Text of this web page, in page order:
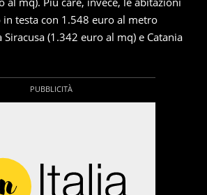
in testa con 1.548 euro al metro
(1.342 euro al mq) e Catania